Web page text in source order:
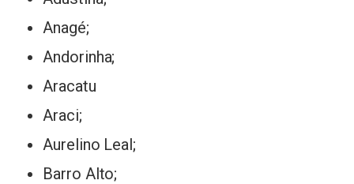
Anagé;
Andorinha;
Aracatu
Araci;
Aurelino Leal;
Barro Alto;